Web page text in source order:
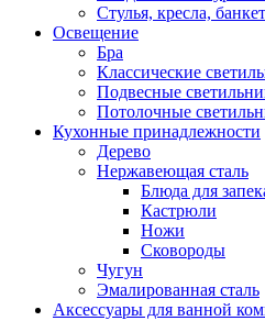
Стулья, кресла,
Освещение
Бра
Классические
Подвесные
Потолочные
Кухонные принадлежности
Дерево
Нержавеющая сталь
Блюда для
Кастрюли
Ножи
Сковороды
Чугун
Эмалированная сталь
Аксессуары для ванной